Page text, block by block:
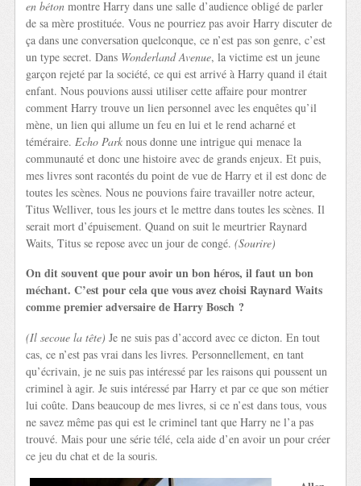
en béton montre Harry dans une salle d’audience obligé de parler
de sa mère prostituée. Vous ne pourriez pas avoir Harry discuter de
ça dans une conversation quelconque, ce n’est pas son genre, c’est
un type secret. Dans Wonderland Avenue, la victime est un jeune
garçon rejeté par la société, ce qui est arrivé à Harry quand il était
enfant. Nous pouvions aussi utiliser cette affaire pour montrer
comment Harry trouve un lien personnel avec les enquêtes qu’il
mène, un lien qui allume un feu en lui et le rend acharné et
téméraire. Echo Park nous donne une intrigue qui menace la
communauté et donc une histoire avec de grands enjeux. Et puis,
mes livres sont racontés du point de vue de Harry et il est donc de
toutes les scènes. Nous ne pouvions faire travailler notre acteur,
Titus Welliver, tous les jours et le mettre dans toutes les scènes. Il
serait mort d’épuisement. Quand on suit le meurtrier Raynard
Waits, Titus se repose avec un jour de congé.(Sourire)
On dit souvent que pour avoir un bon héros, il faut un bon
méchant. C’est pour cela que vous avez choisi Raynard Waits
comme premier adversaire de Harry Bosch ?
(Il secoue la tête) Je ne suis pas d’accord avec ce dicton. En tout
cas, ce n’est pas vrai dans les livres. Personnellement, en tant
qu’écrivain, je ne suis pas intéressé par les raisons qui poussent un
criminel à agir. Je suis intéressé par Harry et par ce que son métier
lui coûte. Dans beaucoup de mes livres, si ce n’est dans tous, vous
ne savez même pas qui est le criminel tant que Harry ne l’a pas
trouvé. Mais pour une série télé, cela aide d’en avoir un pour créer
ce jeu du chat et de la souris.